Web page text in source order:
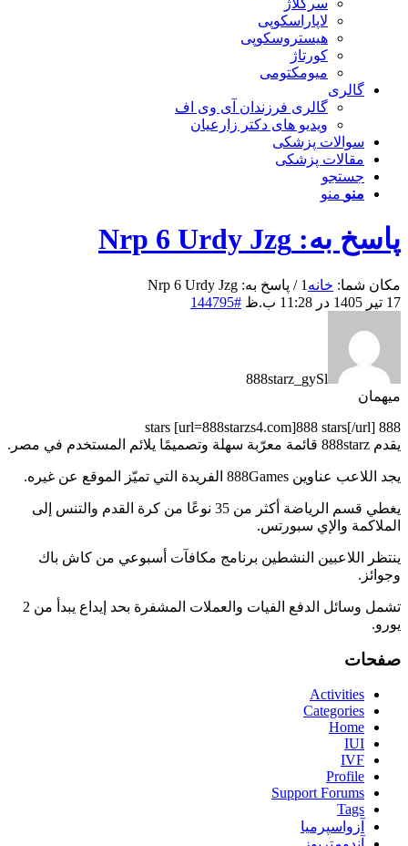
سرکلاژ
لاپاراسکوپی
هیستروسکوپی
کورتاژ
میومکتومی
گالری
گالری فرزندان آی وی اف
ویدیو های دکتر زارعیان
سوالات پزشکی
مقالات پزشکی
جستجو
منو منو
پاسخ به: Nrp 6 Urdy Jzg
مکان شما: خانه 1
/ پاسخ به: Nrp 6 Urdy Jzg
17 تیر 1405 در 11:28 ب.ظ
#144795
888starz_gySl
میهمان
888 stars [url=888starzs4.com]888 stars[/url]
يقدم 888starz قائمة معرّبة سهلة وتصميمًا يلائم المستخدم في مصر.
يجد اللاعب عناوين 888Games الفريدة التي تميّز الموقع عن غيره.
يغطي قسم الرياضة أكثر من 35 نوعًا من كرة القدم والتنس إلى
الملاكمة والإي سبورتس.
ينتظر اللاعبين النشطين برنامج مكافآت أسبوعي من كاش باك
وجوائز.
تشمل وسائل الدفع الفيات والعملات المشفرة بحد إيداع يبدأ من 2
يورو.
صفحات
Activities
Categories
Home
IUI
IVF
Profile
Support Forums
Tags
آزواسپرمیا